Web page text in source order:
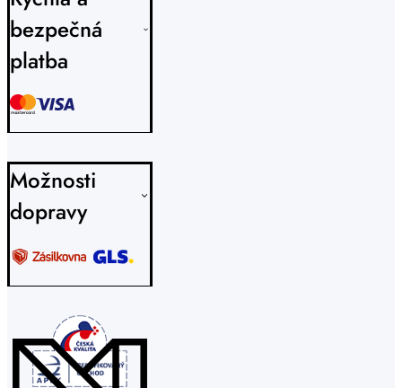
bezpečná
platba
Možnosti
dopravy